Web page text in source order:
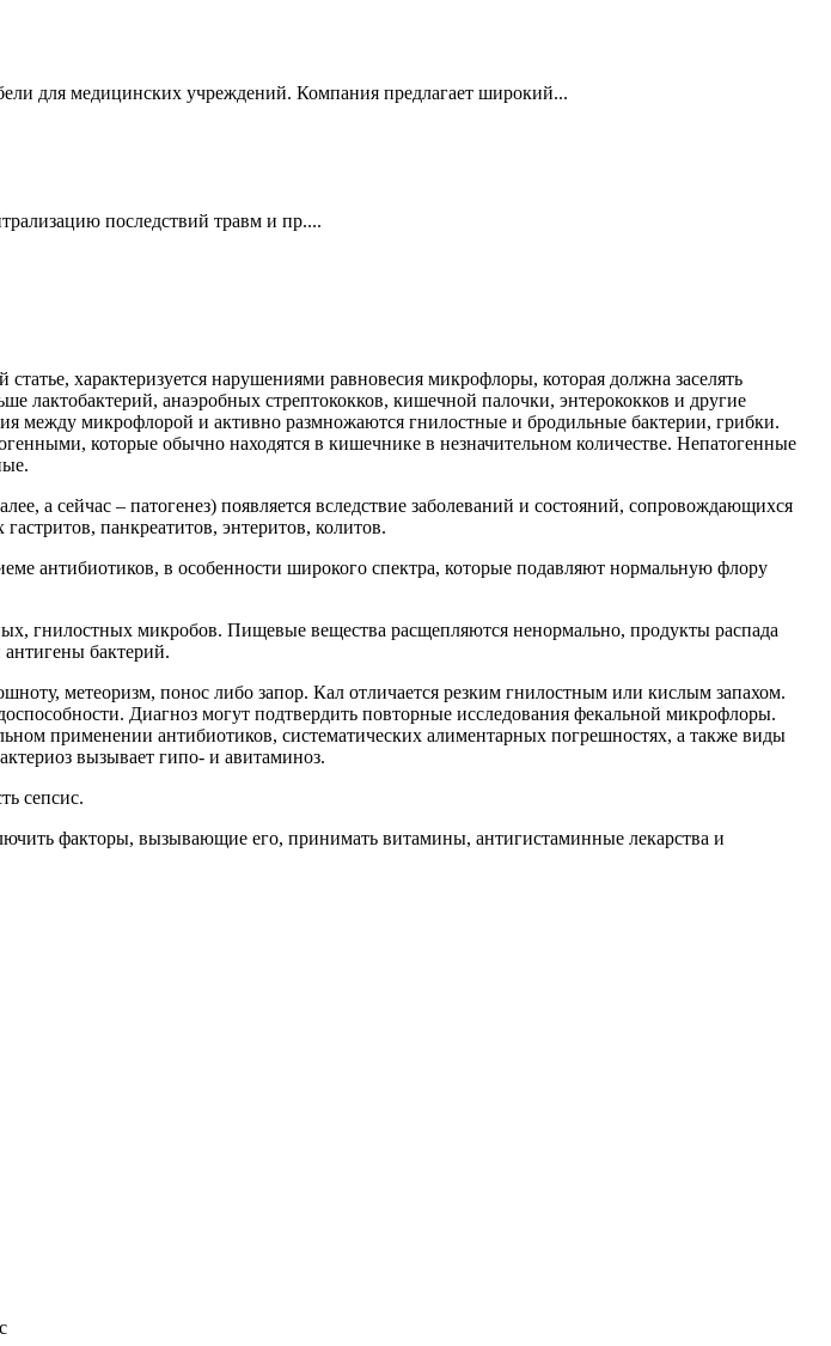
для медицинских учреждений. Компания предлагает широкий...
последствий травм и пр....
характеризуется нарушениями равновесия микрофлоры, которая должна заселять
лактобактерий, анаэробных стрептококков, кишечной палочки, энтерококков и другие
между микрофлорой и активно размножаются гнилостные и бродильные бактерии, грибки.
которые обычно находятся в кишечнике в незначительном количестве. Непатогенные
а сейчас – патогенез) появляется вследствие заболеваний и состояний, сопровождающихся
панкреатитов, энтеритов, колитов.
антибиотиков, в особенности широкого спектра, которые подавляют нормальную флору
гнилостных микробов. Пищевые вещества расщепляются ненормально, продукты распада
бактерий.
метеоризм, понос либо запор. Кал отличается резким гнилостным или кислым запахом.
Диагноз могут подтвердить повторные исследования фекальной микрофлоры.
применении антибиотиков, систематических алиментарных погрешностях, а также виды
вызывает гипо- и авитаминоз.
сепсис.
факторы, вызывающие его, принимать витамины, антигистаминные лекарства и